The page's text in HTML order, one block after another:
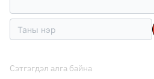
Сэтгэгдэл алга байна